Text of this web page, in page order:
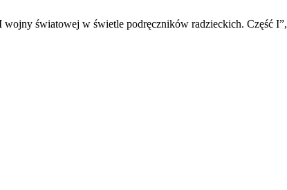
światowej w świetle podręczników radzieckich. Część I”,